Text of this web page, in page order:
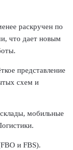
раскручен по
что дает новым
представление
схем и
мобильные
и FBS).